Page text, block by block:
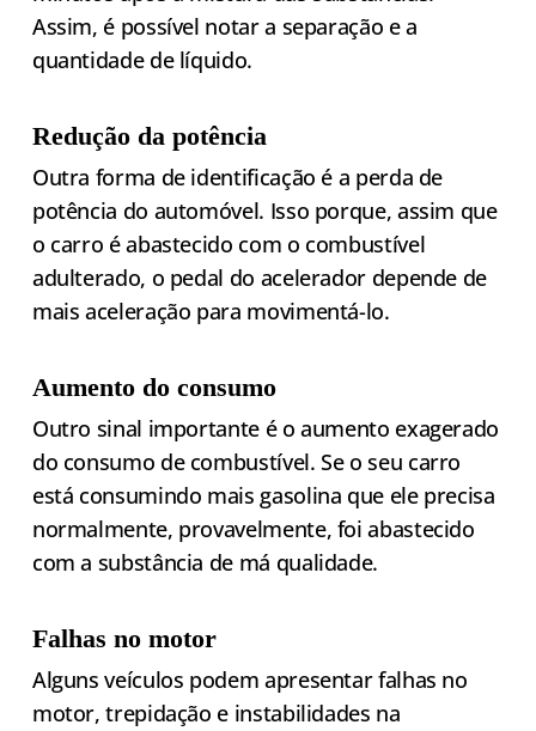
Assim, é possível notar a separação e a
quantidade de líquido.
Redução da potência
Outra forma de identificação é a perda de
potência do automóvel. Isso porque, assim que
o carro é abastecido com o combustível
adulterado, o pedal do acelerador depende de
mais aceleração para movimentá-lo.
Aumento do consumo
Outro sinal importante é o aumento exagerado
do consumo de combustível. Se o seu carro
está consumindo mais gasolina que ele precisa
normalmente, provavelmente, foi abastecido
com a substância de má qualidade.
Falhas no motor
Alguns veículos podem apresentar falhas no
motor, trepidação e instabilidades na